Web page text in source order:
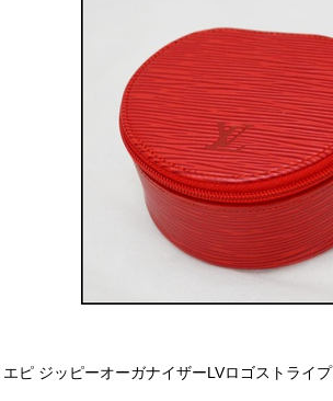
エピ ジッピーオーガナイザーLVロゴストライプ